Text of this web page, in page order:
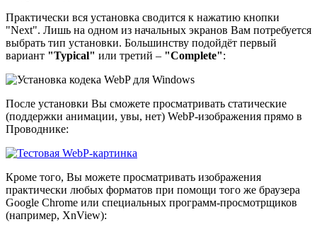
Практически вся установка сводится к нажатию кнопки
"Next". Лишь на одном из начальных экранов Вам потребуется
выбрать тип установки. Большинству подойдёт первый
вариант "Typical" или третий – "Complete":
После установки Вы сможете просматривать статические
(поддержки анимации, увы, нет) WebP-изображения прямо в
Проводнике:
Кроме того, Вы можете просматривать изображения
практически любых форматов при помощи того же браузера
Google Chrome или специальных программ-просмотрщиков
(например, XnView):